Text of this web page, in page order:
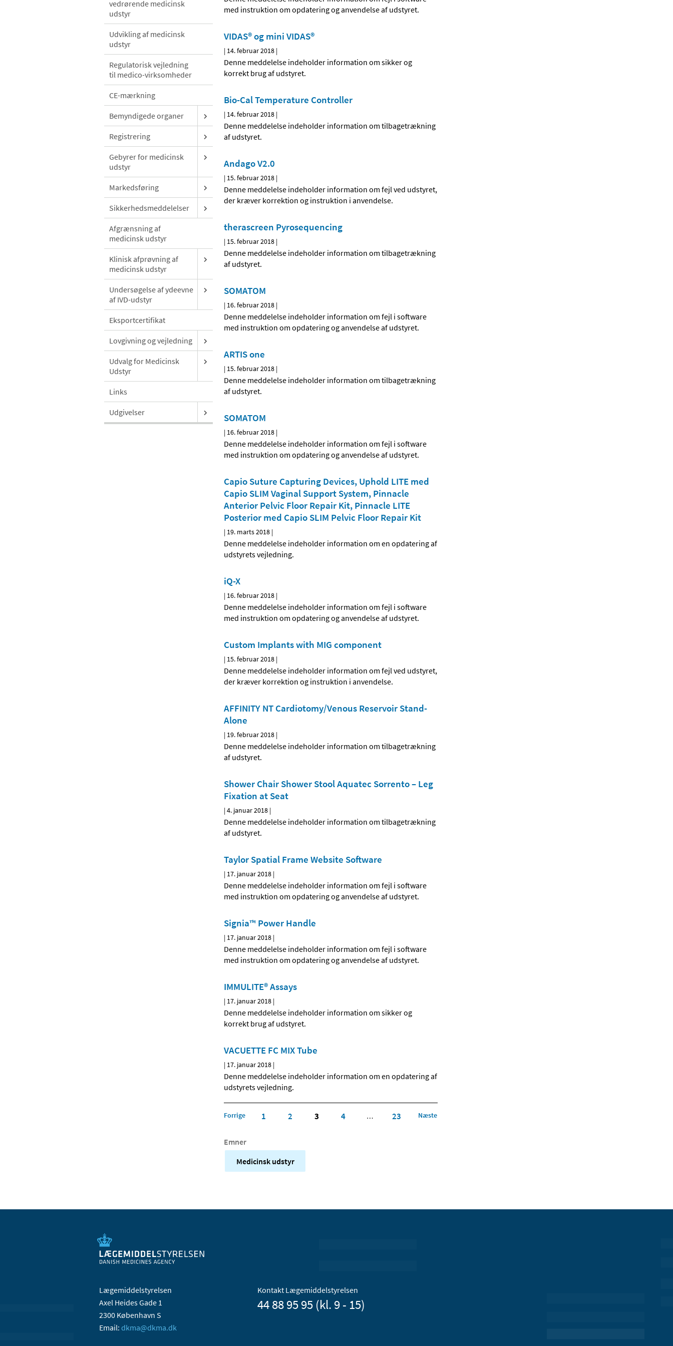
vedrørende medicinsk
udstyr
Udvikling af medicinsk
udstyr
Regulatorisk vejledning
til medico-virksomheder
CE-mærkning
Bemyndigede organer
Registrering
Gebyrer for medicinsk
udstyr
Markedsføring
Sikkerhedsmeddelelser
Afgrænsning af
medicinsk udstyr
Klinisk afprøvning af
medicinsk udstyr
Undersøgelse af ydeevne
af IVD-udstyr
Eksportcertifikat
Lovgivning og vejledning
Udvalg for Medicinsk
Udstyr
Links
Udgivelser
med instruktion om opdatering og anvendelse af udstyret.
VIDAS® og mini VIDAS®
| 14. februar 2018 |
Denne meddelelse indeholder information om sikker og
korrekt brug af udstyret.
Bio-Cal Temperature Controller
| 14. februar 2018 |
Denne meddelelse indeholder information om tilbagetrækning
af udstyret.
Andago V2.0
| 15. februar 2018 |
Denne meddelelse indeholder information om fejl ved udstyret,
der kræver korrektion og instruktion i anvendelse.
therascreen Pyrosequencing
| 15. februar 2018 |
Denne meddelelse indeholder information om tilbagetrækning
af udstyret.
SOMATOM
| 16. februar 2018 |
Denne meddelelse indeholder information om fejl i software
med instruktion om opdatering og anvendelse af udstyret.
ARTIS one
| 15. februar 2018 |
Denne meddelelse indeholder information om tilbagetrækning
af udstyret.
SOMATOM
| 16. februar 2018 |
Denne meddelelse indeholder information om fejl i software
med instruktion om opdatering og anvendelse af udstyret.
Capio Suture Capturing Devices, Uphold LITE med
Capio SLIM Vaginal Support System, Pinnacle
Anterior Pelvic Floor Repair Kit, Pinnacle LITE
Posterior med Capio SLIM Pelvic Floor Repair Kit
| 19. marts 2018 |
Denne meddelelse indeholder information om en opdatering af
udstyrets vejledning.
iQ-X
| 16. februar 2018 |
Denne meddelelse indeholder information om fejl i software
med instruktion om opdatering og anvendelse af udstyret.
Custom Implants with MIG component
| 15. februar 2018 |
Denne meddelelse indeholder information om fejl ved udstyret,
der kræver korrektion og instruktion i anvendelse.
AFFINITY NT Cardiotomy/Venous Reservoir Stand-
Alone
| 19. februar 2018 |
Denne meddelelse indeholder information om tilbagetrækning
af udstyret.
Shower Chair Shower Stool Aquatec Sorrento – Leg
Fixation at Seat
|4. januar 2018 |
Denne meddelelse indeholder information om tilbagetrækning
af udstyret.
Taylor Spatial Frame Website Software
| 17. januar 2018 |
Denne meddelelse indeholder information om fejl i software
med instruktion om opdatering og anvendelse af udstyret.
Signia™ Power Handle
| 17. januar 2018 |
Denne meddelelse indeholder information om fejl i software
med instruktion om opdatering og anvendelse af udstyret.
IMMULITE® Assays
| 17. januar 2018 |
Denne meddelelse indeholder information om sikker og
korrekt brug af udstyret.
VACUETTE FC MIX Tube
| 17. januar 2018 |
Denne meddelelse indeholder information om en opdatering af
udstyrets vejledning.
Forrige 1 2 3 4 … 23 Næste
Emner
Medicinsk udstyr
Lægemiddelstyrelsen
Axel Heides Gade 1
2300 København S
Email: dkma@dkma.dk
Kontakt Lægemiddelstyrelsen
44 88 95 95 (kl. 9 - 15)